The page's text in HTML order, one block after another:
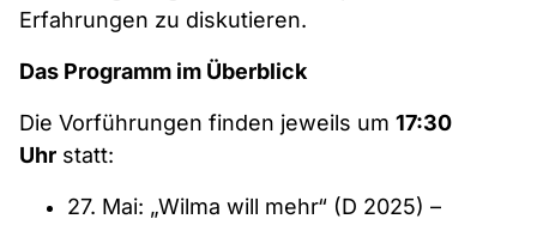
Erfahrungen zu diskutieren.
Das Programm im Überblick
Die Vorführungen finden jeweils um 17:30
Uhr statt:
27. Mai: „Wilma will mehr“ (D 2025) –